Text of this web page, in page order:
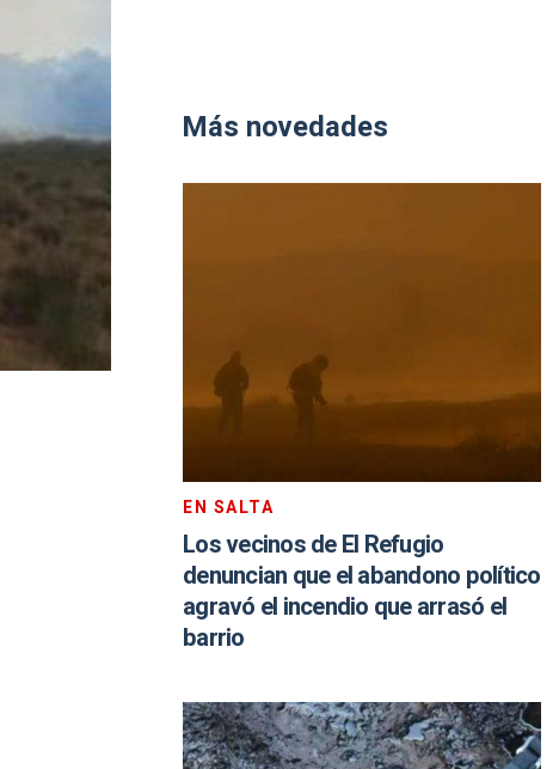
Más novedades
EN SALTA
Los vecinos de El Refugio
denuncian que el abandono político
agravó el incendio que arrasó el
barrio